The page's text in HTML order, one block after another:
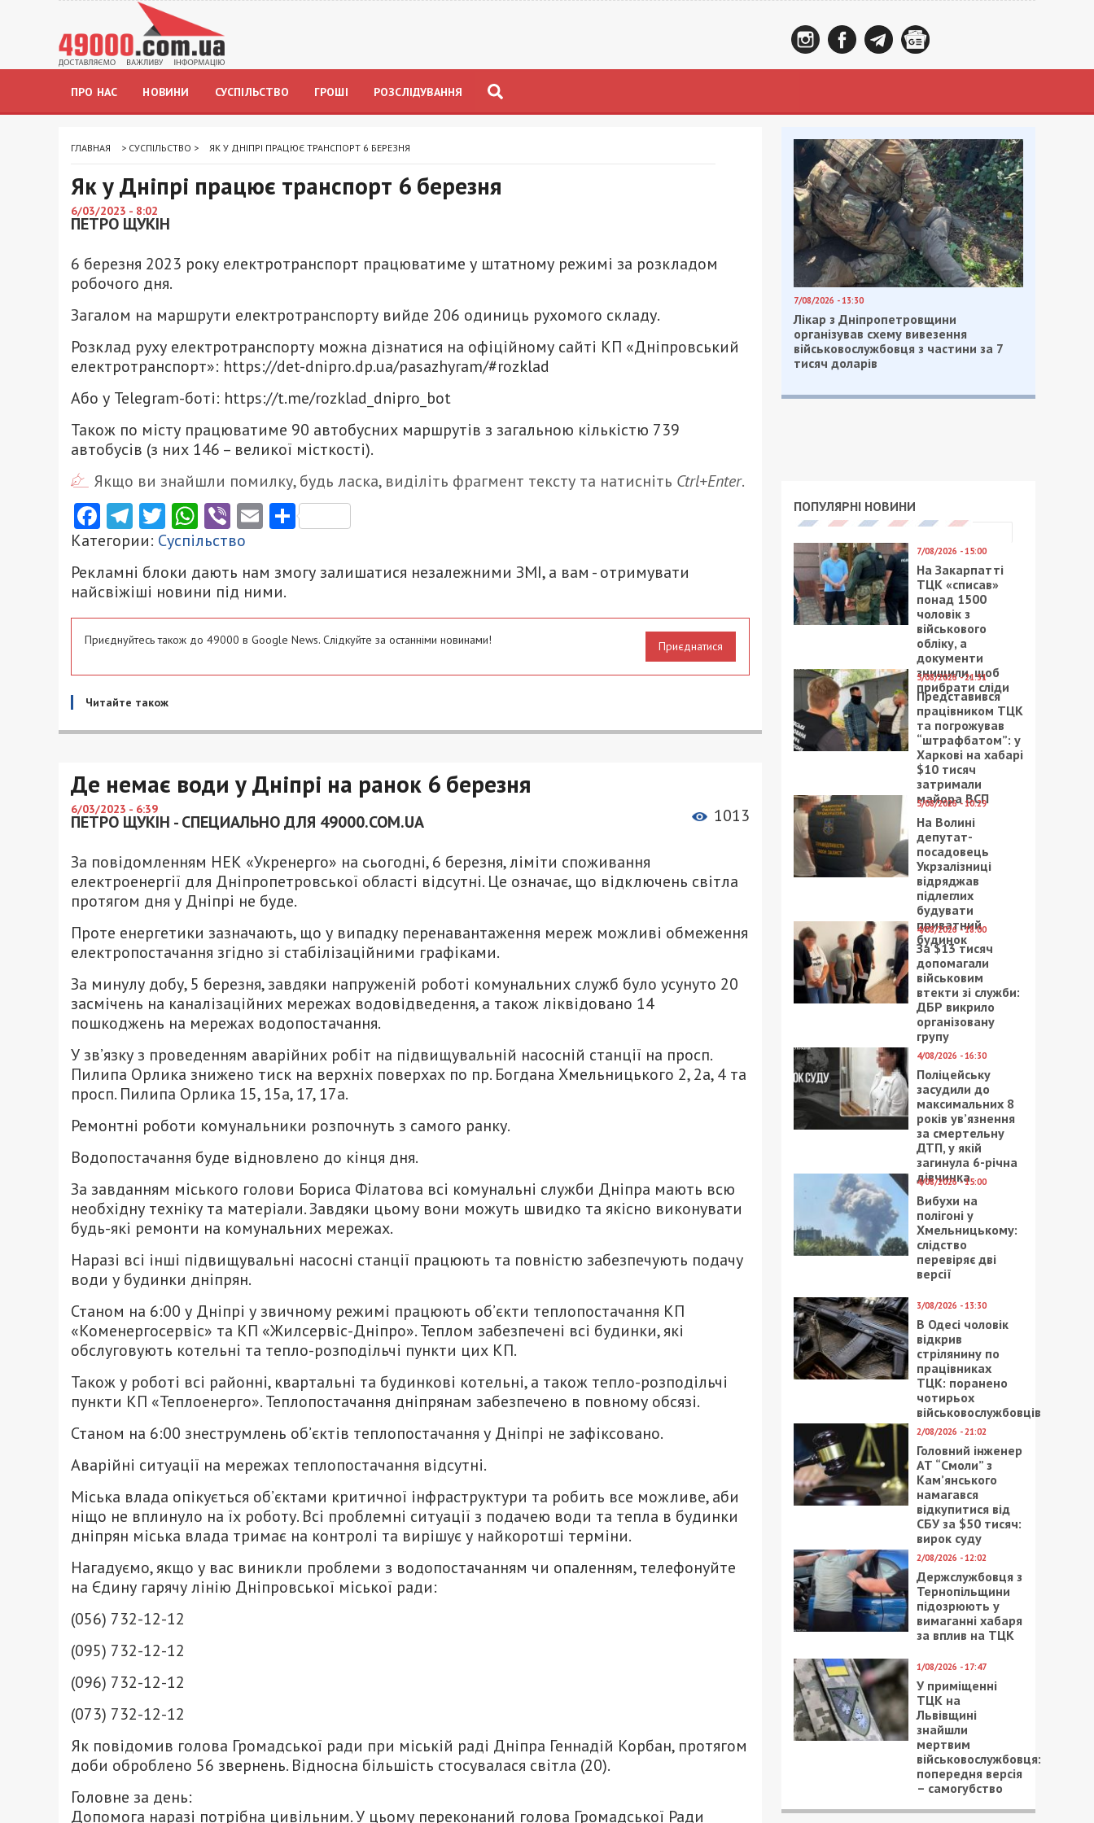
ПРО НАС НОВИНИ СУСПІЛЬСТВО ГРОШІ РОЗСЛІДУВАННЯ
ГЛАВНАЯ > СУСПІЛЬСТВО > ЯК У ДНІПРІ ПРАЦЮЄ ТРАНСПОРТ 6 БЕРЕЗНЯ
Як у Дніпрі працює транспорт 6 березня
6/03/2023 - 8:02
ПЕТРО ЩУКІН
6 березня 2023 року електротранспорт працюватиме у штатному режимі за розкладом
робочого дня.
Загалом на маршрути електротранспорту вийде 206 одиниць рухомого складу.
Розклад руху електротранспорту можна дізнатися на офіційному сайті КП «Дніпровський
електротранспорт»: https://det-dnipro.dp.ua/pasazhyram/#rozklad
Або у Telegram-боті: https://t.me/rozklad_dnipro_bot
Також по місту працюватиме 90 автобусних маршрутів з загальною кількістю 739
автобусів (з них 146 – великої місткості).
Якщо ви знайшли помилку, будь ласка, виділіть фрагмент тексту та натисніть Ctrl+Enter.
Facebook
Telegram
Twitter
WhatsApp
ViberEmailПоділитися
Категории: Суспільство
Рекламні блоки дають нам змогу залишатися незалежними ЗМІ, а вам - отримувати
найсвіжіші новини під ними.
Приєднуйтесь також до 49000 в Google News. Слідкуйте за останніми новинами! Приєднатися
Читайте також
Де немає води у Дніпрі на ранок 6 березня
6/03/2023 - 6:39
ПЕТРО ЩУКІН - СПЕЦИАЛЬНО ДЛЯ 49000.COM.UA 1013
За повідомленням НЕК «Укренерго» на сьогодні, 6 березня, ліміти споживання
електроенергії для Дніпропетровської області відсутні. Це означає, що відключень світла
протягом дня у Дніпрі не буде.
Проте енергетики зазначають, що у випадку перенавантаження мереж можливі обмеження
електропостачання згідно зі стабілізаційними графіками.
За минулу добу, 5 березня, завдяки напруженій роботі комунальних служб було усунуто 20
засмічень на каналізаційних мережах водовідведення, а також ліквідовано 14
пошкоджень на мережах водопостачання.
У зв’язку з проведенням аварійних робіт на підвищувальній насосній станції на просп.
Пилипа Орлика знижено тиск на верхніх поверхах по пр. Богдана Хмельницького 2, 2а, 4 та
просп. Пилипа Орлика 15, 15а, 17, 17а.
Ремонтні роботи комунальники розпочнуть з самого ранку.
Водопостачання буде відновлено до кінця дня.
За завданням міського голови Бориса Філатова всі комунальні служби Дніпра мають всю
необхідну техніку та матеріали. Завдяки цьому вони можуть швидко та якісно виконувати
будь-які ремонти на комунальних мережах.
Наразі всі інші підвищувальні насосні станції працюють та повністю забезпечують подачу
води у будинки дніпрян.
Станом на 6:00 у Дніпрі у звичному режимі працюють об’єкти теплопостачання КП
«Коменергосервіс» та КП «Жилсервіс-Дніпро». Теплом забезпечені всі будинки, які
обслуговують котельні та тепло-розподільчі пункти цих КП.
Також у роботі всі районні, квартальні та будинкові котельні, а також тепло-розподільчі
пункти КП «Теплоенерго». Теплопостачання дніпрянам забезпечено в повному обсязі.
Станом на 6:00 знеструмлень об’єктів теплопостачання у Дніпрі не зафіксовано.
Аварійні ситуації на мережах теплопостачання відсутні.
Міська влада опікується об’єктами критичної інфраструктури та робить все можливе, аби
ніщо не вплинуло на їх роботу. Всі проблемні ситуації з подачею води та тепла в будинки
дніпрян міська влада тримає на контролі та вирішує у найкоротші терміни.
Нагадуємо, якщо у вас виникли проблеми з водопостачанням чи опаленням, телефонуйте
на Єдину гарячу лінію Дніпровської міської ради:
(056) 732-12-12
(095) 732-12-12
(096) 732-12-12
(073) 732-12-12
Як повідомив голова Громадської ради при міській раді Дніпра Геннадій Корбан, протягом
доби оброблено 56 звернень. Відносна більшість стосувалася світла (20).
Головне за день:
Допомога наразі потрібна цивільним. У цьому переконаний голова Громадської Ради
7/08/2026 - 13:30
Лікар з Дніпропетровщини
організував схему вивезення
військовослужбовця з частини за 7
тисяч доларів
ПОПУЛЯРНІ НОВИНИ
7/08/2026 - 15:00
На Закарпатті
ТЦК «списав»
понад 1500
чоловік з
військового
обліку, а
документи
знищили, щоб
прибрати сліди
5/08/2026 - 21:31
Представився
працівником ТЦК
та погрожував
“штрафбатом”: у
Харкові на хабарі
$10 тисяч
затримали
майора ВСП
5/08/2026 - 10:29
На Волині
депутат-
посадовець
Укрзалізниці
відряджав
підлеглих
будувати
приватний
будинок
4/08/2026 - 18:00
За $13 тисяч
допомагали
військовим
втекти зі служби:
ДБР викрило
організовану
групу
4/08/2026 - 16:30
Поліцейську
засудили до
максимальних 8
років ув’язнення
за смертельну
ДТП, у якій
загинула 6-річна
дівчинка
4/08/2026 - 15:00
Вибухи на
полігоні у
Хмельницькому:
слідство
перевіряє дві
версії
3/08/2026 - 13:30
В Одесі чоловік
відкрив
стрілянину по
працівниках
ТЦК: поранено
чотирьох
військовослужбовців
2/08/2026 - 21:02
Головний інженер
АТ “Смоли” з
Кам’янського
намагався
відкупитися від
СБУ за $50 тисяч:
вирок суду
2/08/2026 - 12:02
Держслужбовця з
Тернопільщини
підозрюють у
вимаганні хабаря
за вплив на ТЦК
1/08/2026 - 17:47
У приміщенні
ТЦК на
Львівщині
знайшли
мертвим
військовослужбовця:
попередня версія
– самогубство